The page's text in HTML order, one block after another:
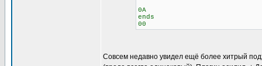
0A
ends
00
Совсем недавно увидел ещё более хитрый